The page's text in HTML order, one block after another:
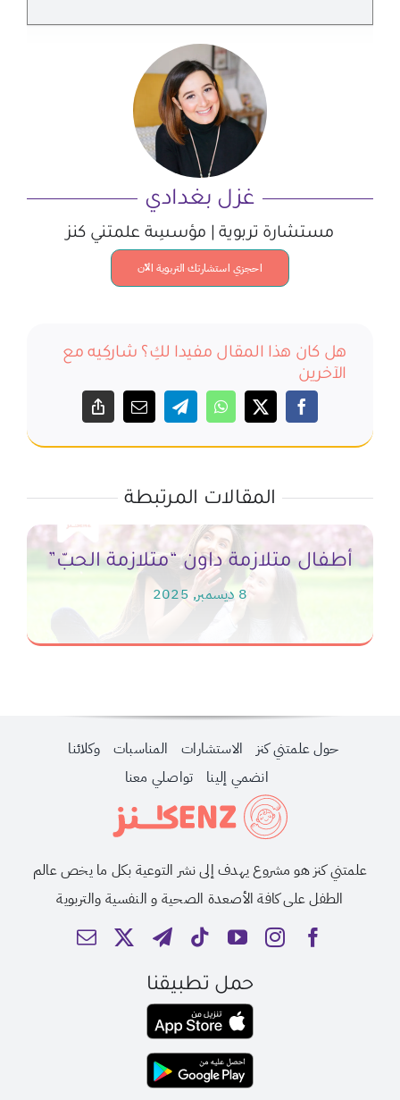
غزل بغدادي
مستشارة تربوية | مؤسسِة علمتني كنز
احجزي استشارتك التربوية الآن
هل كان هذا المقال مفيدا لكِ؟ شاركِيه مع
الآخرين
المقالات المرتبطة
أطفال متلازمة داون “متلازمة الحبّ”
8 ديسمبر, 2025
حول علمتني كنز الاستشارات المناسبات
وكلائنا
انضمي إلينا
تواصلي معنا
علمتني كنز هو مشروع يهدف إلى نشر التوعية بكل ما يخص عالم
الطفل على كافة الأصعدة الصحية و النفسية والتربوية
حمل تطبيقنا